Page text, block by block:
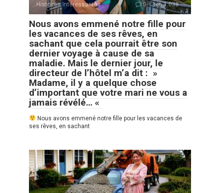
Histoires Intéressantes 0 1 038
Nous avons emmené notre fille pour
les vacances de ses rêves, en
sachant que cela pourrait être son
dernier voyage à cause de sa
maladie. Mais le dernier jour, le
directeur de l’hôtel m’a dit : »
Madame, il y a quelque chose
d’important que votre mari ne vous a
jamais révélé… «
Nous avons emmené notre fille pour les vacances de
ses rêves, en sachant